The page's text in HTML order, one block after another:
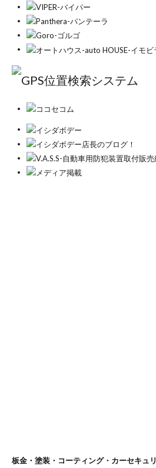
板金・塗装・コーティング・カーセキュ